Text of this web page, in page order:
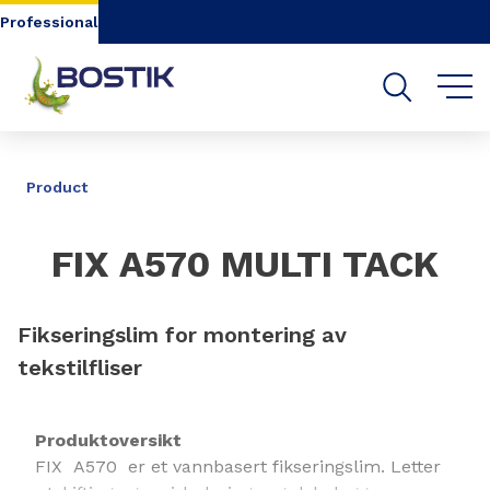
Go to content
Professional
Product
FIX A570 MULTI TACK
Fikseringslim for montering av
tekstilfliser
Produktoversikt
FIX A570 er et vannbasert fikseringslim. Letter